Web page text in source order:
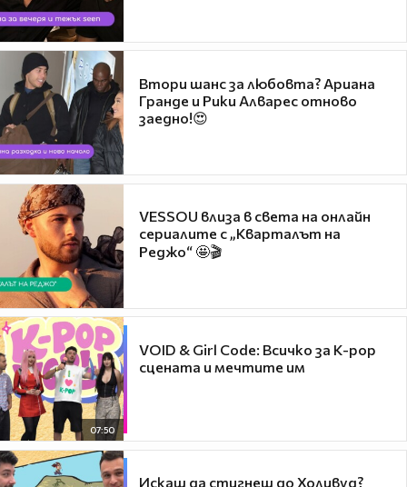
Втори шанс за любовта? Ариана
Гранде и Рики Алварес отново
заедно!😍
VESSOU влиза в света на онлайн
сериалите с „Кварталът на
Реджо“ 🤩🎬
07:50
VOID & Girl Code: Всичко за K-pop
сцената и мечтите им
Искаш да стигнеш до Холивуд?